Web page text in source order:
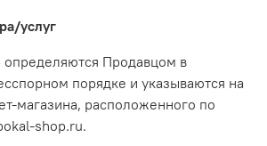
услуг
определяются Продавцом в
порядке и указываются на
магазина, расположенного по
shop.ru.